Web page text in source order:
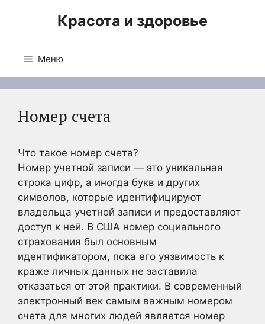
Красота и здоровье
Меню
Номер счета
Что такое номер счета?
Номер учетной записи — это уникальная
строка цифр, а иногда букв и других
символов, которые идентифицируют
владельца учетной записи и предоставляют
доступ к ней. В США номер социального
страхования был основным
идентификатором, пока его уязвимость к
краже личных данных не заставила
отказаться от этой практики. В современный
электронный век самым важным номером
счета для многих людей является номер